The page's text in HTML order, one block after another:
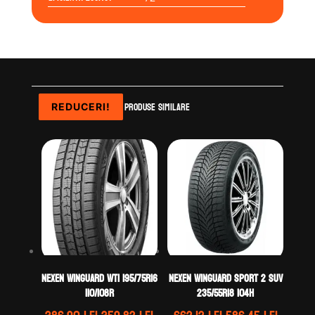
Produse similare
REDUCERI!
Nexen WINGUARD WT1 195/75R16
110/108R
REDUCERI!
Nexen WINGUARD SPORT 2 SUV
235/55R18 104H
REDUCERI!
REDUCERI!